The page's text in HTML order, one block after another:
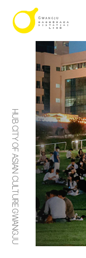
HUB CITY OF ASIAN CULTURE GWANGJU